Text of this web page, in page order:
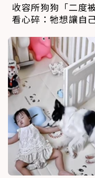
收容所狗狗「二度
看心碎：牠想讓自